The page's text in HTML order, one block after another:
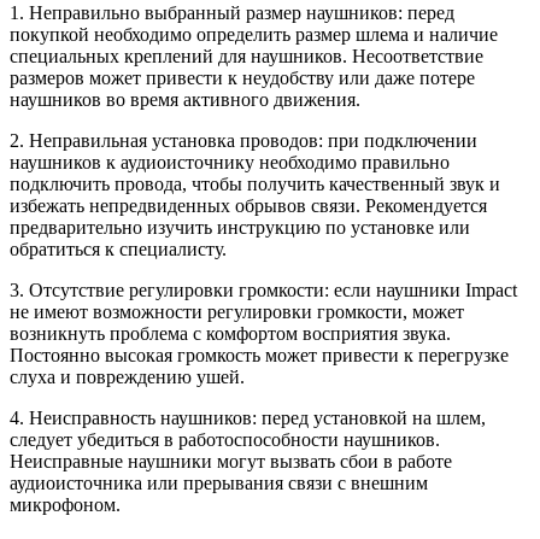
1. Неправильно выбранный размер наушников: перед
покупкой необходимо определить размер шлема и наличие
специальных креплений для наушников. Несоответствие
размеров может привести к неудобству или даже потере
наушников во время активного движения.
2. Неправильная установка проводов: при подключении
наушников к аудиоисточнику необходимо правильно
подключить провода, чтобы получить качественный звук и
избежать непредвиденных обрывов связи. Рекомендуется
предварительно изучить инструкцию по установке или
обратиться к специалисту.
3. Отсутствие регулировки громкости: если наушники Impact
не имеют возможности регулировки громкости, может
возникнуть проблема с комфортом восприятия звука.
Постоянно высокая громкость может привести к перегрузке
слуха и повреждению ушей.
4. Неисправность наушников: перед установкой на шлем,
следует убедиться в работоспособности наушников.
Неисправные наушники могут вызвать сбои в работе
аудиоисточника или прерывания связи с внешним
микрофоном.